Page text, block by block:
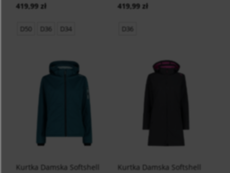
419,99 zł
D50 D36 D34
419,99 zł
D36
Kurtka Damska Softshell
Kurtka Damska Softshell